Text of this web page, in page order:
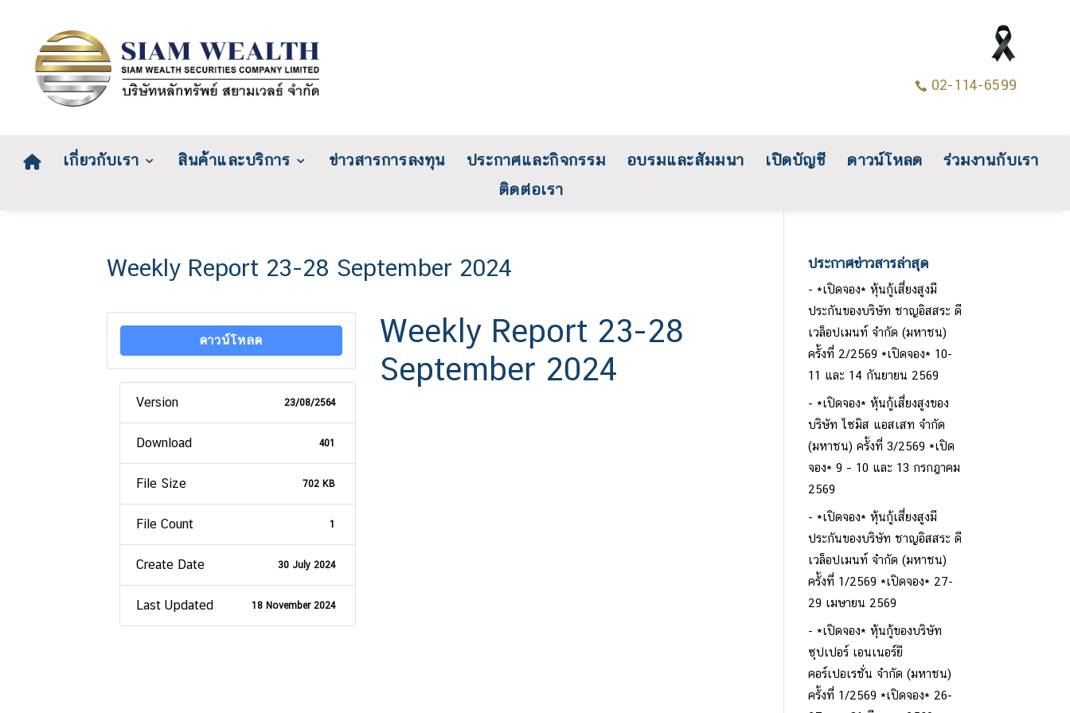
 02-114-6599
เกี่ยวกับเรา สินค้าและบริการ ข่าวสารการลงทุน ประกาศและกิจกรรม อบรมและสัมมนา เปิดบัญชี ดาวน์โหลด ร่วมงานกับเรา
ติดต่อเรา
Weekly Report 23-28 September 2024
ดาวน์โหลด
Version 23/08/2564
Download 401
File Size 702 KB
File Count 1
Create Date 30 July 2024
Last Updated 18 November 2024
Weekly Report 23-28
September 2024
ประกาศข่าวสารล่าสุด
*เปิดจอง* หุ้นกู้เสี่ยงสูงมี
ประกันของบริษัท ชาญอิสสระ ดี
เวล็อปเมนท์ จำกัด (มหาชน)
ครั้งที่ 2/2569 *เปิดจอง* 10-
11 และ 14 กันยายน 2569
*เปิดจอง* หุ้นกู้เสี่ยงสูงของ
บริษัท ไซมิส แอสเสท จำกัด
(มหาชน) ครั้งที่ 3/2569 *เปิด
จอง* 9 – 10 และ 13 กรกฎาคม
2569
*เปิดจอง* หุ้นกู้เสี่ยงสูงมี
ประกันของบริษัท ชาญอิสสระ ดี
เวล็อปเมนท์ จำกัด (มหาชน)
ครั้งที่ 1/2569 *เปิดจอง* 27-
29 เมษายน 2569
*เปิดจอง* หุ้นกู้ของบริษัท
ซุปเปอร์ เอนเนอร์ยี
คอร์เปอเรชั่น จำกัด (มหาชน)
ครั้งที่ 1/2569 *เปิดจอง* 26-